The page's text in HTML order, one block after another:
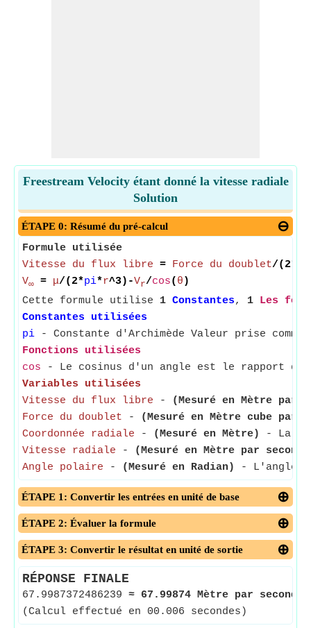
Freestream Velocity étant donné la vitesse radiale
Solution
ÉTAPE 0: Résumé du pré-calcul
Formule utilisée
Vitesse du flux libre = Force du doublet/(2*
V∞ = μ/(2*pi*r^3)-Vr/cos( θ )
Cette formule utilise 1 Constantes, 1 Les
Constantes utilisées
pi - Constante d'Archimède Valeur prise comme
Fonctions utilisées
cos - Le cosinus d'un angle est le rapport
Variables utilisées
Vitesse du flux libre -
(Mesuré en Mètre par
Force du doublet -
(Mesuré en Mètre cube par
Coordonnée radiale - (Mesuré en Mètre)
- La
Vitesse radiale -
(Mesuré en Mètre par
Angle polaire - (Mesuré en Radian) - L'angle
ÉTAPE 1: Convertir les entrées en unité de base
ÉTAPE 2: Évaluer la formule
ÉTAPE 3: Convertir le résultat en unité de sortie
RÉPONSE FINALE
67.9987372486239 ≈ 67.99874 Mètre par seconde
(Calcul effectué en 00.006 secondes)